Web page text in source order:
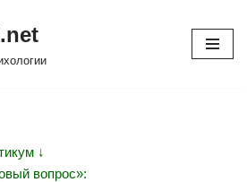
↓
вопрос»: